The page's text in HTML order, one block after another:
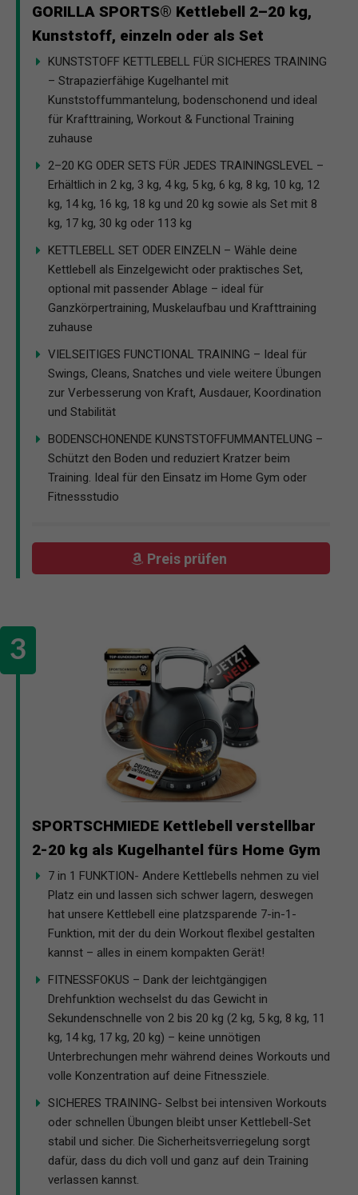
GORILLA SPORTS® Kettlebell 2–20 kg,
Kunststoff, einzeln oder als Set
KUNSTSTOFF KETTLEBELL FÜR SICHERES TRAINING
– Strapazierfähige Kugelhantel mit
Kunststoffummantelung, bodenschonend und ideal
für Krafttraining, Workout & Functional Training
zuhause
2–20 KG ODER SETS FÜR JEDES TRAININGSLEVEL –
Erhältlich in 2 kg, 3 kg, 4 kg, 5 kg, 6 kg, 8 kg, 10 kg, 12
kg, 14 kg, 16 kg, 18 kg und 20 kg sowie als Set mit 8
kg, 17 kg, 30 kg oder 113 kg
KETTLEBELL SET ODER EINZELN – Wähle deine
Kettlebell als Einzelgewicht oder praktisches Set,
optional mit passender Ablage – ideal für
Ganzkörpertraining, Muskelaufbau und Krafttraining
zuhause
VIELSEITIGES FUNCTIONAL TRAINING – Ideal für
Swings, Cleans, Snatches und viele weitere Übungen
zur Verbesserung von Kraft, Ausdauer, Koordination
und Stabilität
BODENSCHONENDE KUNSTSTOFFUMMANTELUNG –
Schützt den Boden und reduziert Kratzer beim
Training. Ideal für den Einsatz im Home Gym oder
Fitnessstudio
Preis prüfen
SPORTSCHMIEDE Kettlebell verstellbar
2-20 kg als Kugelhantel fürs Home Gym
7 in 1 FUNKTION- Andere Kettlebells nehmen zu viel
Platz ein und lassen sich schwer lagern, deswegen
hat unsere Kettlebell eine platzsparende 7-in-1-
Funktion, mit der du dein Workout flexibel gestalten
kannst – alles in einem kompakten Gerät!
FITNESSFOKUS – Dank der leichtgängigen
Drehfunktion wechselst du das Gewicht in
Sekundenschnelle von 2 bis 20 kg (2 kg, 5 kg, 8 kg, 11
kg, 14 kg, 17 kg, 20 kg) – keine unnötigen
Unterbrechungen mehr während deines Workouts und
volle Konzentration auf deine Fitnessziele.
SICHERES TRAINING- Selbst bei intensiven Workouts
oder schnellen Übungen bleibt unser Kettlebell-Set
stabil und sicher. Die Sicherheitsverriegelung sorgt
dafür, dass du dich voll und ganz auf dein Training
verlassen kannst.